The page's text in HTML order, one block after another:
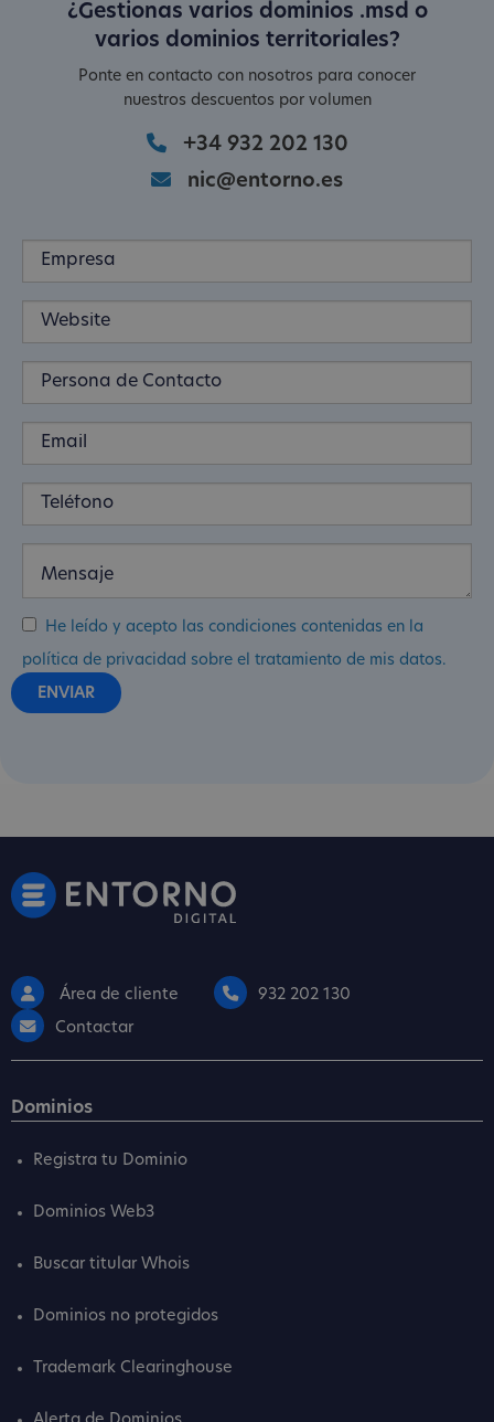
¿Gestionas varios dominios .msd o
varios dominios territoriales?
Ponte en contacto con nosotros para conocer
nuestros descuentos por volumen
+34 932 202 130
nic@entorno.es
He leído y acepto las condiciones contenidas en la
política de privacidad sobre el tratamiento de mis datos.
Área de cliente
932 202 130
Contactar
Dominios
Registra tu Dominio
Dominios Web3
Buscar titular Whois
Dominios no protegidos
Trademark Clearinghouse